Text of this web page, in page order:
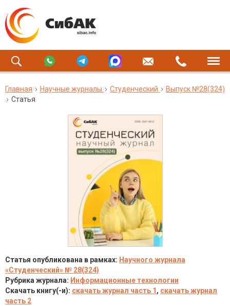
Главная Научные журналы Студенческий
Выпуск №28(324)
Статья
Статья опубликована в рамках: Научного журнала
«Студенческий» № 28(324)
Рубрика журнала: Информационные технологии
Скачать книгу(-и): скачать журнал часть 1 , скачать журнал
часть 2